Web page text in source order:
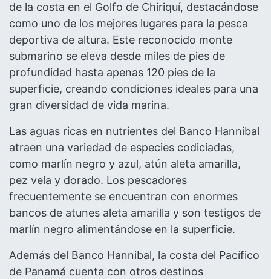
de la costa en el Golfo de Chiriquí, destacándose
como uno de los mejores lugares para la pesca
deportiva de altura. Este reconocido monte
submarino se eleva desde miles de pies de
profundidad hasta apenas 120 pies de la
superficie, creando condiciones ideales para una
gran diversidad de vida marina.
Las aguas ricas en nutrientes del Banco Hannibal
atraen una variedad de especies codiciadas,
como marlín negro y azul, atún aleta amarilla,
pez vela y dorado. Los pescadores
frecuentemente se encuentran con enormes
bancos de atunes aleta amarilla y son testigos de
marlín negro alimentándose en la superficie.
Además del Banco Hannibal, la costa del Pacífico
de Panamá cuenta con otros destinos